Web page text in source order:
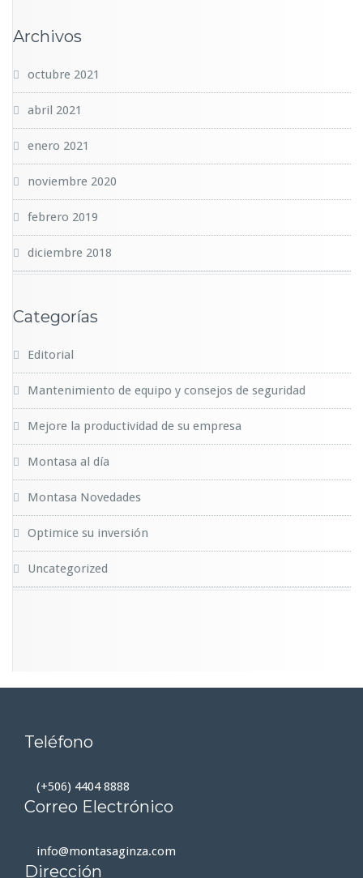
Archivos
octubre 2021
abril 2021
enero 2021
noviembre 2020
febrero 2019
diciembre 2018
Categorías
Editorial
Mantenimiento de equipo y consejos de seguridad
Mejore la productividad de su empresa
Montasa al día
Montasa Novedades
Optimice su inversión
Uncategorized
Teléfono
(+506) 4404 8888
Correo Electrónico
info@montasaginza.com
Dirección